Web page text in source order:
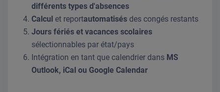
différents types d'absences
Calcul et reportautomatisés des congés restants
Jours fériés et vacances scolaires
sélectionnables par état/pays
Intégration en tant que calendrier dans MS
Outlook, iCal ou Google Calendar